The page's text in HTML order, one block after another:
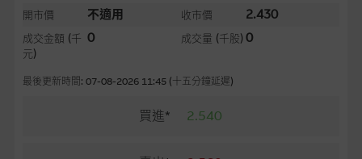
開市價 不適用 收市價 2.430
成交金額 (千
元)
0 成交量 (千股)0
最後更新時間: 07-08-2026 11:45 (十五分鐘延遲)
買進* 2.540